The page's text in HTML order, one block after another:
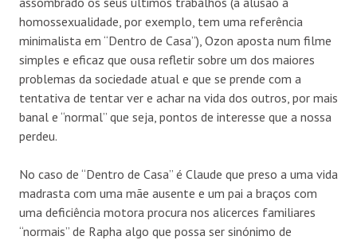
homossexualidade, por exemplo, tem uma referência
minimalista em “Dentro de Casa”), Ozon aposta num filme
simples e eficaz que ousa refletir sobre um dos maiores
problemas da sociedade atual e que se prende com a
tentativa de tentar ver e achar na vida dos outros, por mais
banal e “normal” que seja, pontos de interesse que a nossa
perdeu.
No caso de “Dentro de Casa” é Claude que preso a uma vida
madrasta com uma mãe ausente e um pai a braços com
uma deficiência motora procura nos alicerces familiares
“normais” de Rapha algo que possa ser sinónimo de